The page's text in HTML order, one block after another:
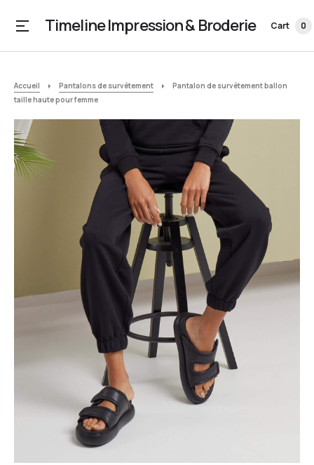
Timeline Impression & Broderie Cart 0
Accueil Pantalons de survêtement
Pantalon de survêtement ballon
taille haute pour femme